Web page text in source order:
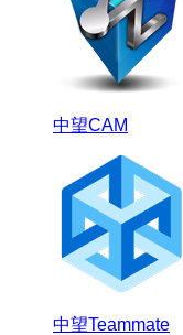
中望CAM
中望Teammate